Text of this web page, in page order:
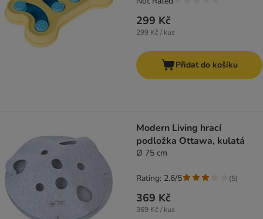
299 Kč
299 Kč / kus
Přidat do košíku
Modern Living hrací
podložka Ottawa, kulatá
Ø 75 cm
369 Kč
369 Kč / kus
Rating: 2.6/5 (5)